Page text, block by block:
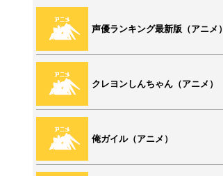
声優ランキング最新版（アニメ）
クレヨンしんちゃん（アニメ）
俺ガイル（アニメ）